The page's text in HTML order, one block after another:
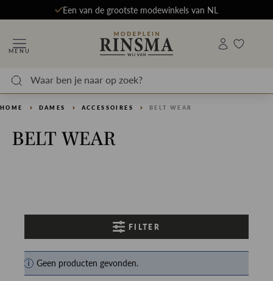
Een van de grootste modewinkels van NL
MENU
HOME DAMES ACCESSOIRES BELT WEAR
BELT WEAR
FILTER
Geen producten gevonden.